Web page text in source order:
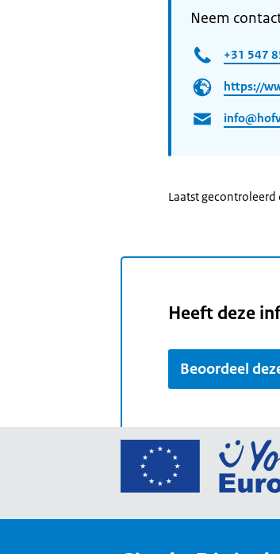
Neem
+31 547
https://
Laatst
Heeft deze
Beoordeel